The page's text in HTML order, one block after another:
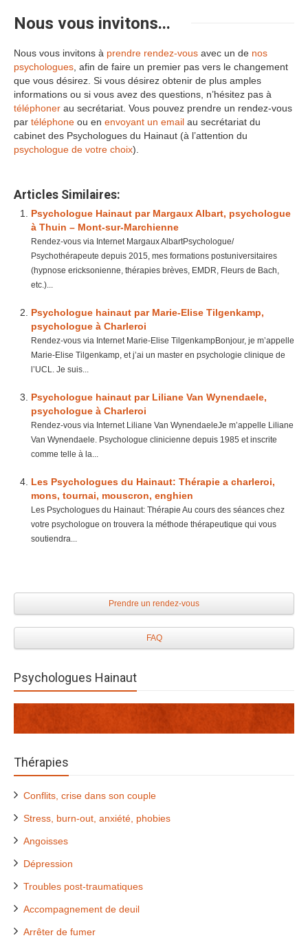
Nous vous invitons...
Nous vous invitons à prendre rendez-vous avec un de nos
psychologues , afin de faire un premier pas vers le changement
que vous désirez. Si vous désirez obtenir de plus amples
informations ou si vous avez des questions, n’hésitez pas à
téléphoner au secrétariat. Vous pouvez prendre un rendez-vous
par téléphone ou en envoyant un email au secrétariat du
cabinet des Psychologues du Hainaut (à l’attention du
psychologue de votre choix).
Articles Similaires:
Psychologue Hainaut par Margaux Albart, psychologue
à Thuin – Mont-sur-Marchienne
Rendez-vous via Internet Margaux AlbartPsychologue/
Psychothérapeute depuis 2015, mes formations postuniversitaires
(hypnose ericksonienne, thérapies brèves, EMDR, Fleurs de Bach,
etc.)...
Psychologue hainaut par Marie-Elise Tilgenkamp,
psychologue à Charleroi
Rendez-vous via Internet Marie-Elise TilgenkampBonjour, je m’appelle
Marie-Elise Tilgenkamp, et j’ai un master en psychologie clinique de
l’UCL. Je suis...
Psychologue hainaut par Liliane Van Wynendaele,
psychologue à Charleroi
Rendez-vous via Internet Liliane Van WynendaeleJe m’appelle Liliane
Van Wynendaele. Psychologue clinicienne depuis 1985 et inscrite
comme telle à la...
Les Psychologues du Hainaut: Thérapie a charleroi,
mons, tournai, mouscron, enghien
Les Psychologues du Hainaut: Thérapie Au cours des séances chez
votre psychologue on trouvera la méthode thérapeutique qui vous
soutiendra...
Prendre un rendez-vous
FAQ
Psychologues Hainaut
Thérapies
Conflits, crise dans son couple
Stress, burn-out, anxiété, phobies
Angoisses
Dépression
Troubles post-traumatiques
Accompagnement de deuil
Arrêter de fumer